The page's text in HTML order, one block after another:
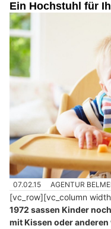
Ein Hochstuhl für
07.02.15 AGENTUR
[vc_row][vc_column
1972 sassen Kinder
mit Kissen oder